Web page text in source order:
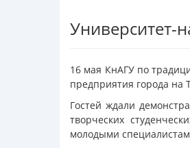
Университет-
16 мая КнАГУ по
предприятия города на
Гостей ждали
творческих
молодыми